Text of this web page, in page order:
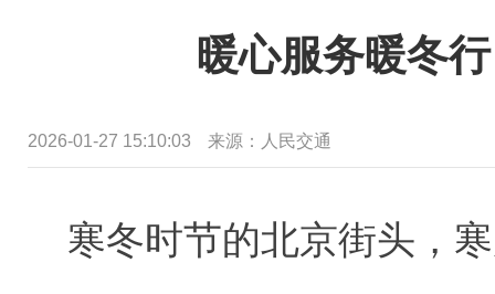
暖心服务暖冬
2026-01-27 15:10:03 来源： 人民交通
寒冬时节的北京街头，